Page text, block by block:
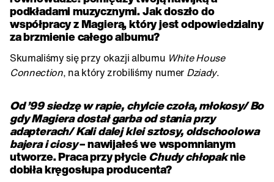
podkładami muzycznymi. Jak doszło do
współpracy z Magierą, który jest odpowiedzialny
za brzmienie całego albumu?
Skumaliśmy się przy okazji albumu White House
Connection, na który zrobiliśmy numer Dziady.
Od ’99 siedzę w rapie, chylcie czoła, młokosy/ Bo
gdy Magiera dostał garba od stania przy
adapterach/ Kali dalej klei sztosy, oldschoolowa
bajera i ciosy– nawijałeś we wspomnianym
utworze. Praca przy płycieChudy chłopaknie
dobiła kręgosłupa producenta?